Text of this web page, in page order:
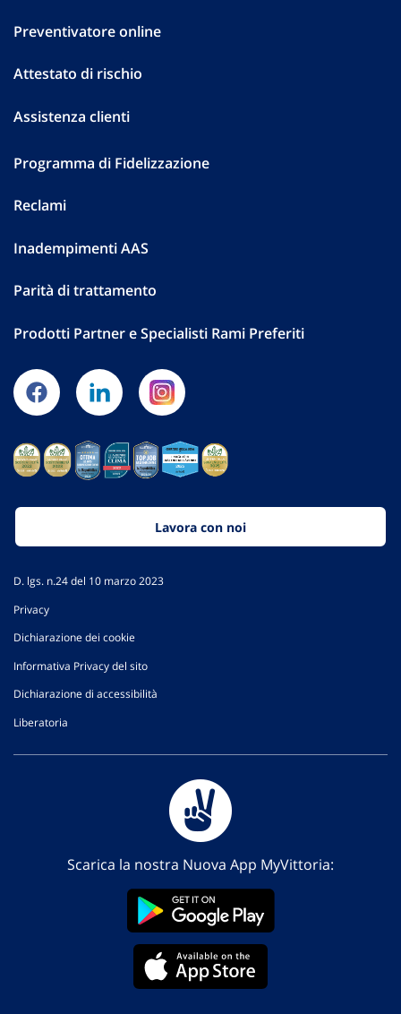
Preventivatore online
Attestato di rischio
Assistenza clienti
Programma di Fidelizzazione
Reclami
Inadempimenti AAS
Parità di trattamento
Prodotti Partner e Specialisti Rami Preferiti
Lavora con noi
D. lgs. n.24 del 10 marzo 2023
Privacy
Dichiarazione dei cookie
Informativa Privacy del sito
Dichiarazione di accessibilità
Liberatoria
Scarica la nostra Nuova App MyVittoria: